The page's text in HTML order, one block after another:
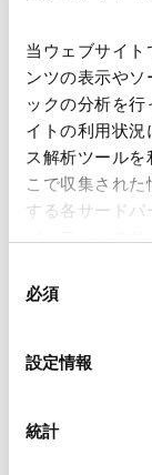
当ウェブサイ
ンツの表示や
ックの分析を
イトの利用状況
ス解析ツールを
こで収集され
する各サードパ
ことがあります
Google
Marketo
必須
設定情報
統計
2025.01.16
The Legal
2024.12.20
日本経済新聞
2024.09.27